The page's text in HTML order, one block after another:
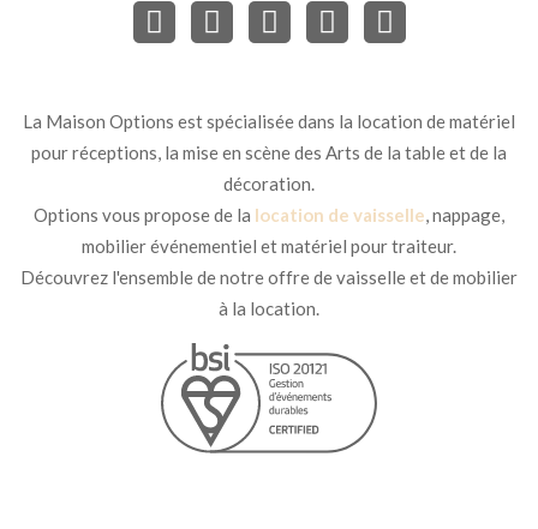
La Maison Options est spécialisée dans la location de matériel
pour réceptions, la mise en scène des Arts de la table et de la
décoration.
Options vous propose de la location de vaisselle, nappage,
mobilier événementiel et matériel pour traiteur.
Découvrez l'ensemble de notre offre de vaisselle et de mobilier
à la location.